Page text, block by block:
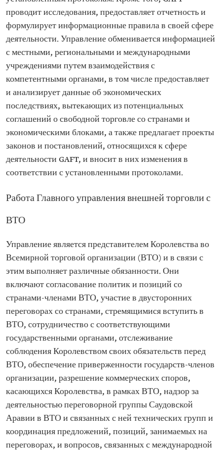
проводит исследования, предоставляет отчетность и
формулирует информационные правила в своей сфере
деятельности. Управление обменивается информацией
с местными, региональными и международными
учреждениями путем взаимодействия с
компетентными органами, в том числе предоставляет
и анализирует данные об экономических
последствиях, вытекающих из потенциальных
соглашений о свободной торговле со странами и
экономическими блоками, а также предлагает проекты
законов и постановлений, относящихся к сфере
деятельности GAFT, и вносит в них изменения в
соответствии с установленными протоколами.
Работа Главного управления внешней торговли с
ВТО
Управление является представителем Королевства во
Всемирной торговой организации (ВТО) и в связи с
этим выполняет различные обязанности. Они
включают согласование политик и позиций со
странами-членами ВТО, участие в двусторонних
переговорах со странами, стремящимися вступить в
ВТО, сотрудничество с соответствующими
государственными органами, отслеживание
соблюдения Королевством своих обязательств перед
ВТО, обеспечение приверженности государств-членов
организации, разрешение коммерческих споров,
касающихся Королевства, в рамках ВТО, надзор за
деятельностью переговорной группы Саудовской
Аравии в ВТО и связанных с ней технических групп и
координация предложений, позиций, занимаемых на
переговорах, и вопросов, связанных с международной